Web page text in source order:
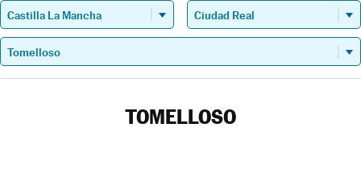
TOMELLOSO